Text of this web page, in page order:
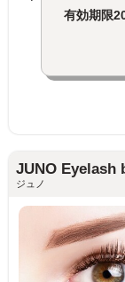
有効期限
JUNO Eyelash
ジュノ